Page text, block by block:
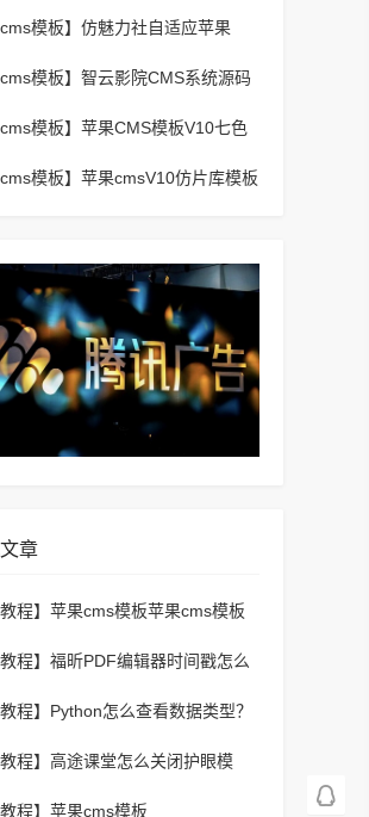
模板】 仿魅力社自适应苹果
模板】 智云影院CMS系统源码
模板】 苹果CMS模板V10七色
模板】 苹果cmsV10仿片库模板
章
程】 苹果cms模板苹果cms模板
程】 福昕PDF编辑器时间戳怎么
程】 Python怎么查看数据类型？
程】 高途课堂怎么关闭护眼模
程】 苹果cms模板